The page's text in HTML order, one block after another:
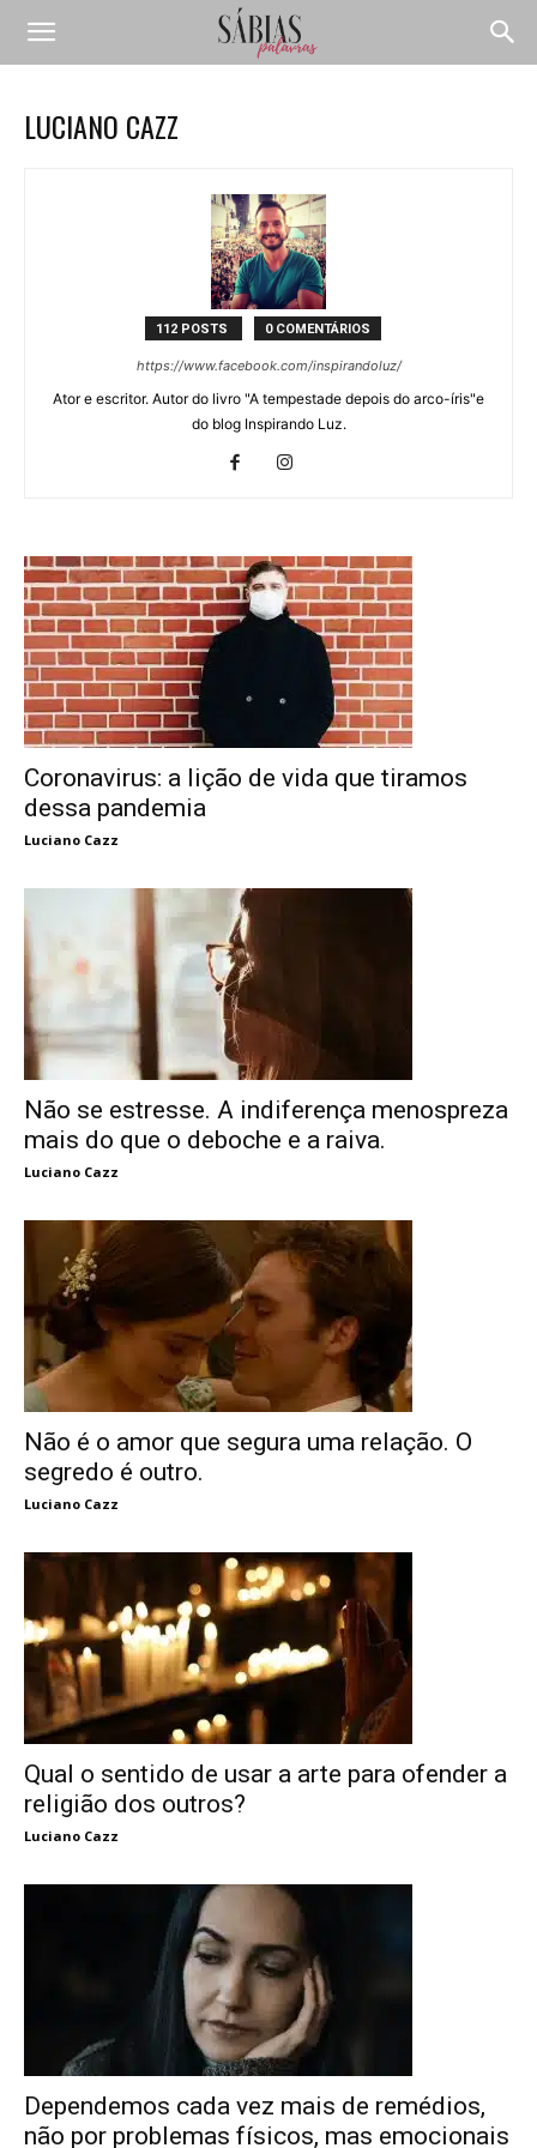
LUCIANO CAZZ
112 POSTS 0 COMENTÁRIOS
https://www.facebook.com/inspirandoluz/
Ator e escritor. Autor do livro "A tempestade depois do arco-íris"e
do blog Inspirando Luz.
Coronavirus: a lição de vida que tiramos
dessa pandemia
Luciano Cazz
Não se estresse. A indiferença menospreza
mais do que o deboche e a raiva.
Luciano Cazz
Não é o amor que segura uma relação. O
segredo é outro.
Luciano Cazz
Qual o sentido de usar a arte para ofender a
religião dos outros?
Luciano Cazz
Dependemos cada vez mais de remédios,
não por problemas físicos, mas emocionais